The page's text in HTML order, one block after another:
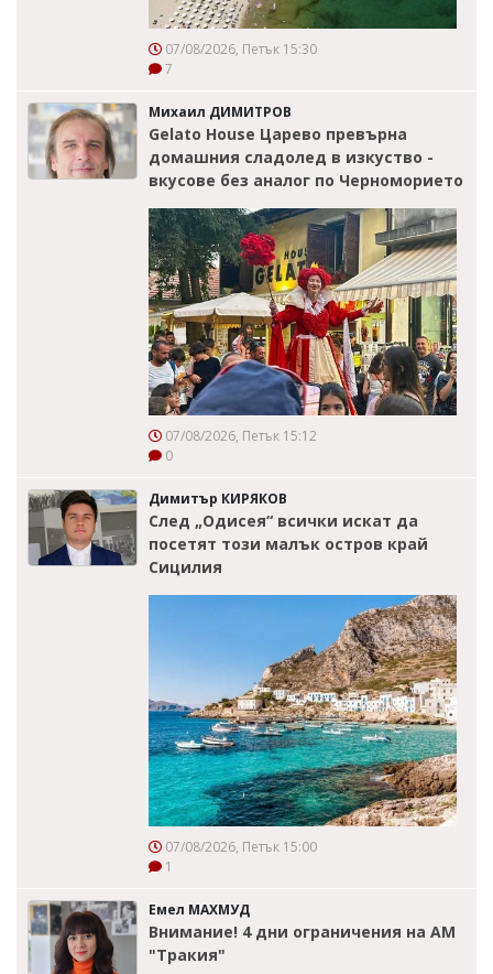
07/08/2026, Петък 15:30
7
Михаил ДИМИТРОВ
Gelato House Царево превърна
домашния сладолед в изкуство -
вкусове без аналог по Черноморието
07/08/2026, Петък 15:12
0
Димитър КИРЯКОВ
След „Одисея“ всички искат да
посетят този малък остров край
Сицилия
07/08/2026, Петък 15:00
1
Емел МАХМУД
Внимание! 4 дни ограничения на АМ
"Тракия"